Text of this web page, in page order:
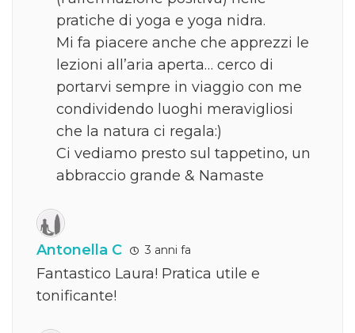
pratiche di yoga e yoga nidra.
Mi fa piacere anche che apprezzi le
lezioni all’aria aperta… cerco di
portarvi sempre in viaggio con me
condividendo luoghi meravigliosi
che la natura ci regala:)
Ci vediamo presto sul tappetino, un
abbraccio grande & Namaste
Antonella C 3 anni fa
Fantastico Laura! Pratica utile e
tonificante!